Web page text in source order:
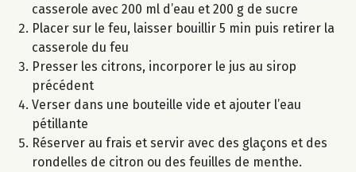
casserole avec 200 ml d’eau et 200 g de sucre
Placer sur le feu, laisser bouillir 5 min puis retirer la
casserole du feu
Presser les citrons, incorporer le jus au sirop
précédent
Verser dans une bouteille vide et ajouter l’eau
pétillante
Réserver au frais et servir avec des glaçons et des
rondelles de citron ou des feuilles de menthe.